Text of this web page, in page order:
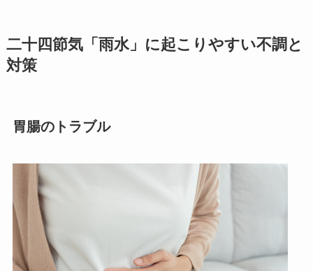
二十四節気「雨水」に起こりやすい不調と
対策
胃腸のトラブル